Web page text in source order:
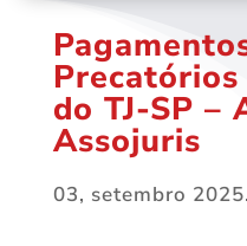
do TJ-SP –
Assojuris
03, setembro 2025.